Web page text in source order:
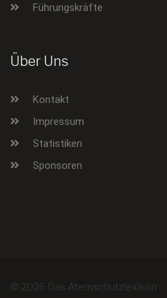
Führungskräfte
Über Uns
Kontakt
Impressum
Statistiken
Sponsoren
© 2026 Das Atemschutzlexikon